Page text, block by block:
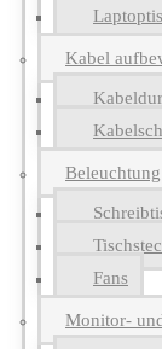
Kabel
Fans
Monitor-